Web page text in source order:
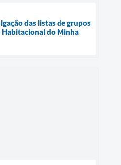
das listas de grupos
do Minha